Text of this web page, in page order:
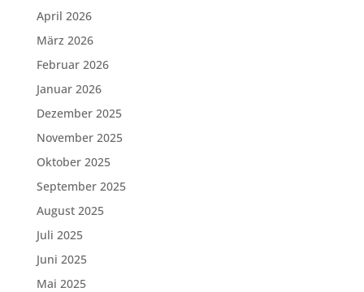
April 2026
März 2026
Februar 2026
Januar 2026
Dezember 2025
November 2025
Oktober 2025
September 2025
August 2025
Juli 2025
Juni 2025
Mai 2025